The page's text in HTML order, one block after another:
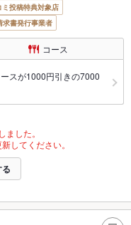
ミ投稿特典対象店
求書発行事業者
コース
スが1000円引きの7000
した。
してください。